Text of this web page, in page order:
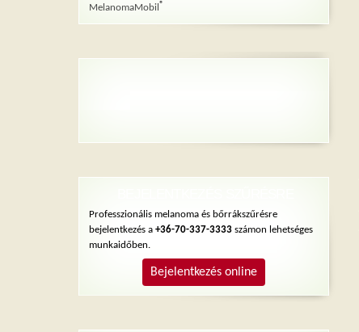
MelanomaMobil®
Professzionális melanoma és bőrrákszűrésre
bejelentkezés a +36-70-337-3333 számon lehetséges
munkaidőben.
Bejelentkezés online